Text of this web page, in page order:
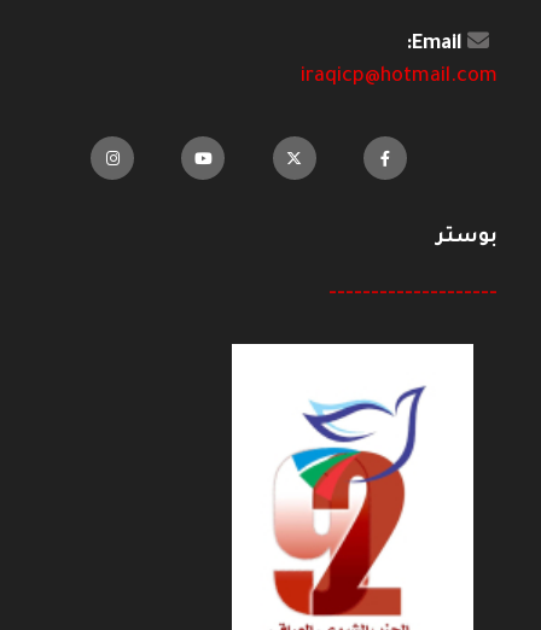
Email:
iraqicp@hotmail.com
بوستر
--------------------